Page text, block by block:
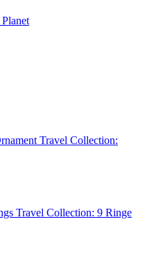
Travel Collection:
Travel Collection: 9 Ringe